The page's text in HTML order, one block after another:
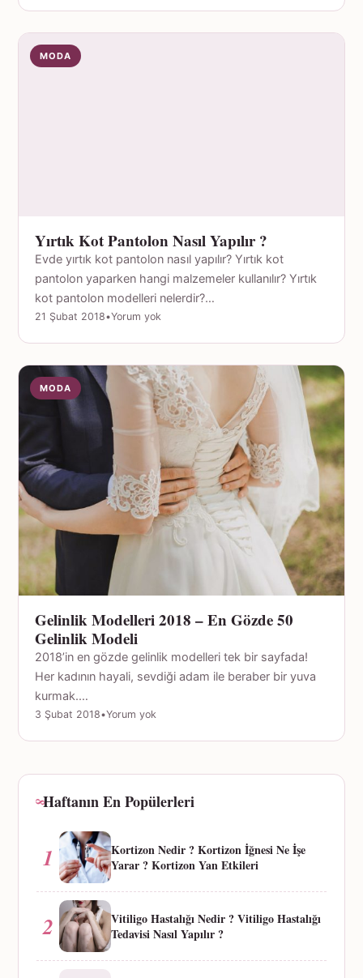
MODA
Yırtık Kot Pantolon Nasıl Yapılır ?
Evde yırtık kot pantolon nasıl yapılır? Yırtık kot
pantolon yaparken hangi malzemeler kullanılır? Yırtık
kot pantolon modelleri nelerdir?…
21 Şubat 2018•Yorum yok
MODA
Gelinlik Modelleri 2018 – En Gözde 50
Gelinlik Modeli
2018’in en gözde gelinlik modelleri tek bir sayfada!
Her kadının hayali, sevdiği adam ile beraber bir yuva
kurmak.…
3 Şubat 2018•Yorum yok
Haftanın En Popülerleri
1
Kortizon Nedir ? Kortizon İğnesi Ne İşe
Yarar ? Kortizon Yan Etkileri
2
Vitiligo Hastalığı Nedir ? Vitiligo Hastalığı
Tedavisi Nasıl Yapılır ?